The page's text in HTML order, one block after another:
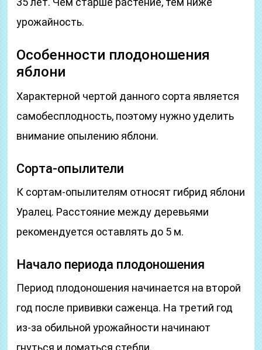
урожайность.
Особенности плодоношения
яблони
Характерной чертой данного сорта является
самобесплодность, поэтому нужно уделить
внимание опылению яблони.
Сорта-опылители
К сортам-опылителям относят гибрид яблони
Уралец. Расстояние между деревьями
рекомендуется оставлять до 5 м.
Начало периода плодоношения
Период плодоношения начинается на второй
год после прививки саженца. На третий год
из-за обильной урожайности начинают
гнуться и ломаться стебли.